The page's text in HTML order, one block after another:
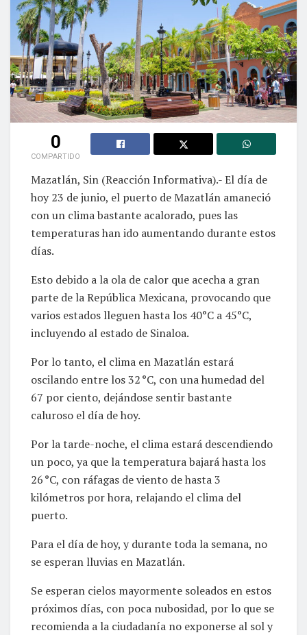
0
COMPARTIDO
Mazatlán, Sin (Reacción Informativa).- El día de
hoy 23 de junio, el puerto de Mazatlán amaneció
con un clima bastante acalorado, pues las
temperaturas han ido aumentando durante estos
días.
Esto debido a la ola de calor que acecha a gran
parte de la República Mexicana, provocando que
varios estados lleguen hasta los 40°C a 45°C,
incluyendo al estado de Sinaloa.
Por lo tanto, el clima en Mazatlán estará
oscilando entre los 32 °C, con una humedad del
67 por ciento, dejándose sentir bastante
caluroso el día de hoy.
Por la tarde-noche, el clima estará descendiendo
un poco, ya que la temperatura bajará hasta los
26 °C, con ráfagas de viento de hasta 3
kilómetros por hora, relajando el clima del
puerto.
Para el día de hoy, y durante toda la semana, no
se esperan lluvias en Mazatlán.
Se esperan cielos mayormente soleados en estos
próximos días, con poca nubosidad, por lo que se
recomienda a la ciudadanía no exponerse al sol y